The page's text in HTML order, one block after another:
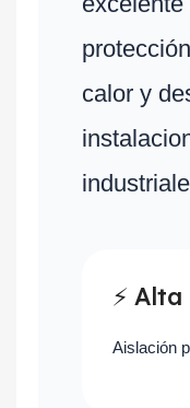
calor y
⚡
Aislación